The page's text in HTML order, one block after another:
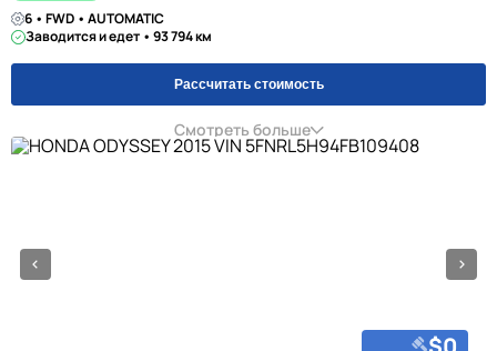
6 • FWD • AUTOMATIC
Заводится и едет • 93 794 км
Рассчитать стоимость
Смотреть больше